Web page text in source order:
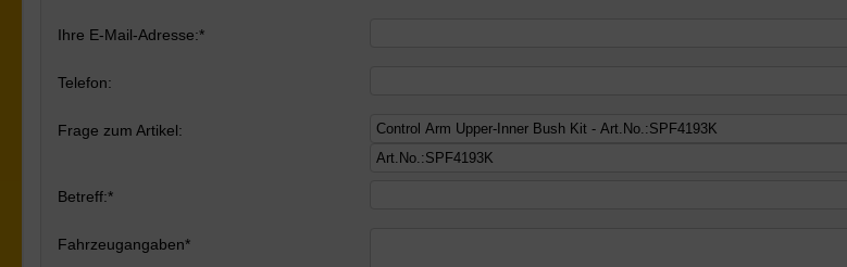
Ihre E-Mail-Adresse:*
Telefon:
Frage zum Artikel:
Betreff:*
Fahrzeugangaben*